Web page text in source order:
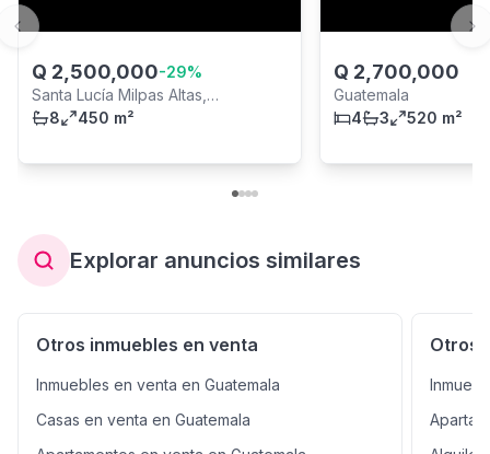
Q 2,500,000-29%
Santa Lucía Milpas Altas,
Sacatepéquez
8 450 m²
Q 2,700,000
Guatemala
4
3 520 m²
Previous slide
Explorar anuncios similares
Otros inmuebles en venta
Inmuebles en venta en Guatemala
Casas en venta en Guatemala
Otros